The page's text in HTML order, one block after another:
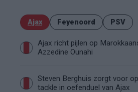
Ajax Feyenoord PSV
Ajax richt pijlen op
Azzedine Ounahi
Steven Berghuis zorgt voor
tackle in oefenduel van Ajax